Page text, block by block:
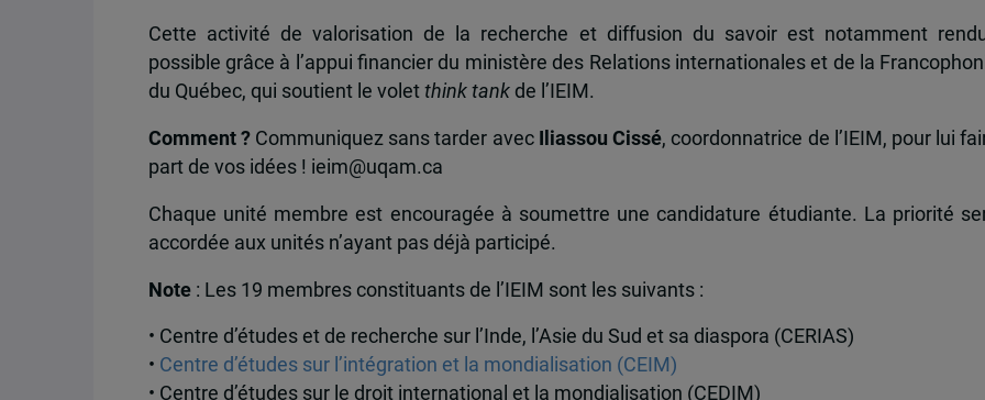
Cette activité de valorisation de la recherche et diffusion du savoir est notamment
possible grâce à l’appui financier du ministère des Relations internationales et de la
du Québec, qui soutient le volet think tankde l’IEIM.
Comment ?Communiquez sans tarder avec Iliassou Cissé, coordonnatrice de l’IEIM, pour lui
part de vos idées ! ieim@uqam.ca
Chaque unité membre est encouragée à soumettre une candidature étudiante. La priorité
accordée aux unités n’ayant pas déjà participé.
Note: Les 19 membres constituants de l’IEIM sont les suivants :
• Centre d’études et de recherche sur l’Inde, l’Asie du Sud et sa diaspora (CERIAS)
• Centre d’études sur l’intégration et la mondialisation (CEIM)
• Centre d’études sur le droit international et la mondialisation (CEDIM)